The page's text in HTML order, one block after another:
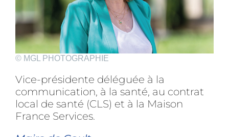
© MGL PHOTOGRAPHIE
Vice-présidente déléguée à la
communication, à la santé, au contrat
local de santé (CLS) et à la Maison
France Services.